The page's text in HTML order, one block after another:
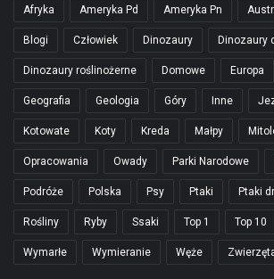
Afryka Ameryka Pd Ameryka Pn
Blogi Człowiek Dinozaury Dinozaury
Dinozaury roślinożerne Domowe Europa
Geografia Geologia Góry Inne
Kotowate Koty Kreda Małpy
Opracowania Owady Parki Narodowe
Podróże Polska Psy Ptaki Ptaki
Rośliny Ryby Ssaki Top 1 Top 10
Wymarłe Wymieranie Węże